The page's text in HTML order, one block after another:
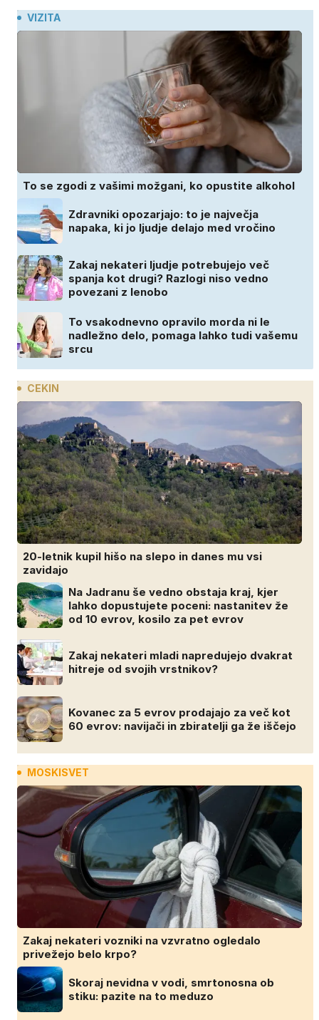
VIZITA
To se zgodi z vašimi možgani, ko opustite alkohol
Zdravniki opozarjajo: to je največja
napaka, ki jo ljudje delajo med vročino
Zakaj nekateri ljudje potrebujejo več
spanja kot drugi? Razlogi niso vedno
povezani z lenobo
To vsakodnevno opravilo morda ni le
nadležno delo, pomaga lahko tudi vašemu
srcu
CEKIN
20-letnik kupil hišo na slepo in danes mu vsi
zavidajo
Na Jadranu še vedno obstaja kraj, kjer
lahko dopustujete poceni: nastanitev že
od 10 evrov, kosilo za pet evrov
Zakaj nekateri mladi napredujejo dvakrat
hitreje od svojih vrstnikov?
Kovanec za 5 evrov prodajajo za več kot
60 evrov: navijači in zbiratelji ga že iščejo
MOSKISVET
Zakaj nekateri vozniki na vzvratno ogledalo
privežejo belo krpo?
Skoraj nevidna v vodi, smrtonosna ob
stiku: pazite na to meduzo